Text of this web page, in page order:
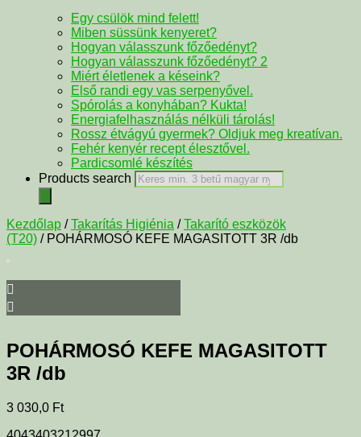
Egy csülök mind felett!
Miben süssünk kenyeret?
Hogyan válasszunk főzőedényt?
Hogyan válasszunk főzőedényt? 2
Miért életlenek a késeink?
Első randi egy vas serpenyővel.
Spórolás a konyhában? Kukta!
Energiafelhasználás nélküli tárolás!
Rossz étvágyú gyermek? Oldjuk meg kreatívan.
Fehér kenyér recept élesztővel.
Pardicsomlé készítés
Products search
Kezdőlap /Takarítás Higiénia /Takarító eszközök
(T20) / POHÁRMOSÓ KEFE MAGASITOTT 3R /db
POHÁRMOSÓ KEFE MAGASITOTT
3R /db
3 030,0 Ft